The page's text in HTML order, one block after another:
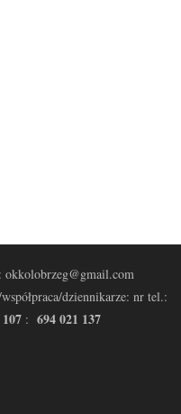
okkolobrzeg@gmail.com
dziennikarze: nr tel.:
: 694 021 137